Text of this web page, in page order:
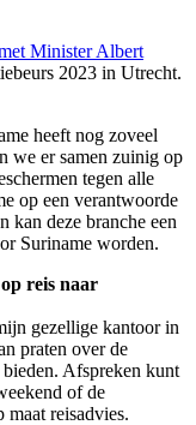
Minister Albert
2023 in Utrecht.
heeft nog zoveel
we er samen zuinig op
tegen alle
op een verantwoorde
kan deze branche een
Suriname worden.
reis naar
gezellige kantoor in
praten over de
Afspreken kunt
of de
reisadvies.